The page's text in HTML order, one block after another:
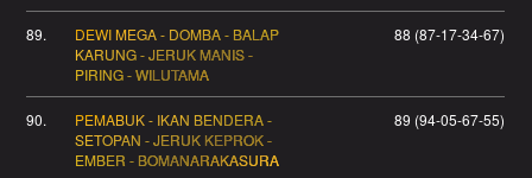
89.
DEWI MEGA - DOMBA - BALAP
KARUNG - JERUK MANIS -
PIRING - WILUTAMA
88 (87-17-34-67)
90.
PEMABUK - IKAN BENDERA -
SETOPAN - JERUK KEPROK -
EMBER - BOMANARAKASURA
89 (94-05-67-55)